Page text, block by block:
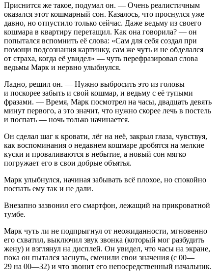
Приснится же такое, подумал он. — Очень реалистичным
оказался этот кошмарный сон. Казалось, что проснулся уже
давно, но отпустило только сейчас. Даже ведьму из своего
кошмара в квартиру перетащил. Как она говорила? — он
попытался вспомнить её слова: «Сам для себя создал при
помощи подсознания картинку, сам же чуть и не обделался
от страха, когда её увидел» — чуть перефразировал слова
ведьмы Марк и нервно улыбнулся.
Ладно, решил он. — Нужно выбросить это из головы
и поскорее забыть и свой кошмар, и ведьму с её тупыми
фразами. — Время, Марк посмотрел на часы, двадцать девять
минут первого, а это значит, что нужно скорее лечь в постель
и поспать — ночь только начинается.
Он сделал шаг к кровати, лёг на неё, закрыл глаза, чувствуя,
как воспоминания о недавнем кошмаре дробятся на мелкие
куски и проваливаются в небытие, а новый сон мягко
погружает его в свои добрые объятья.
Марк улыбнулся, начиная забывать всё плохое, но спокойно
поспать ему так и не дали.
Внезапно зазвонил его смартфон, лежащий на прикроватной
тумбе.
Марк чуть ли не подпрыгнул от неожиданности, мгновенно
его схватил, выключил звук звонка (который мог разбудить
жену) и взглянул на дисплей. Он увидел, что часы на экране,
пока он пытался заснуть, сменили свои значения (с 00—
29 на 00—32) и что звонит его непосредственный начальник.